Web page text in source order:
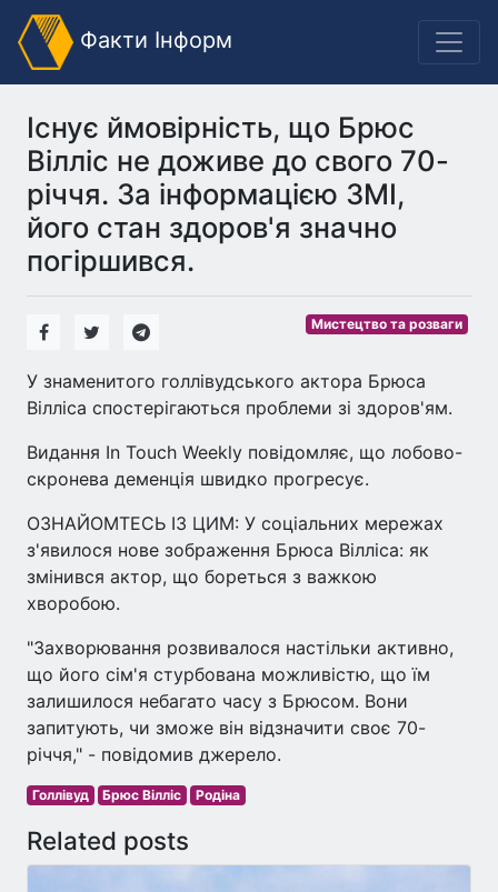
Факти Інформ
Існує ймовірність, що Брюс
Вілліс не доживе до свого 70-
річчя. За інформацією ЗМІ,
його стан здоров'я значно
погіршився.
Мистецтво та розваги
У знаменитого голлівудського актора Брюса
Вілліса спостерігаються проблеми зі здоров'ям.
Видання In Touch Weekly повідомляє, що лобово-
скронева деменція швидко прогресує.
ОЗНАЙОМТЕСЬ ІЗ ЦИМ: У соціальних мережах
з'явилося нове зображення Брюса Вілліса: як
змінився актор, що бореться з важкою
хворобою.
"Захворювання розвивалося настільки активно,
що його сім'я стурбована можливістю, що їм
залишилося небагато часу з Брюсом. Вони
запитують, чи зможе він відзначити своє 70-
річчя," - повідомив джерело.
Голлівуд Брюс Вілліс Родіна
Related posts